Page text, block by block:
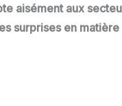
aisément aux
en